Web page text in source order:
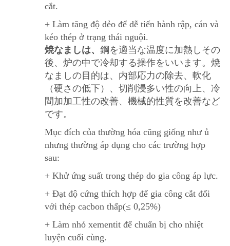
cắt.
+ Làm tăng độ dẻo để dễ tiến hành rập, cán và
kéo thép ở trạng thái nguội.
焼なましは、 鋼を適当な温度に加熱しその
後、炉の中で冷却する操作をいいます。焼
なましの目的は、内部応力の除去、軟化
（硬さの低下）、切削浸多い性の向上、冷
間加加工性の改善、機械的性質を改善など
です。
Mục đích của thường hóa cũng giống như ủ
nhưng thường áp dụng cho các trường hợp
sau:
+ Khử ứng suất trong thép do gia công áp lực.
+ Đạt độ cứng thích hợp để gia công cắt đối
với thép cacbon thấp(≤ 0,25%)
+ Làm nhỏ xementit để chuẩn bị cho nhiệt
luyện cuối cùng.